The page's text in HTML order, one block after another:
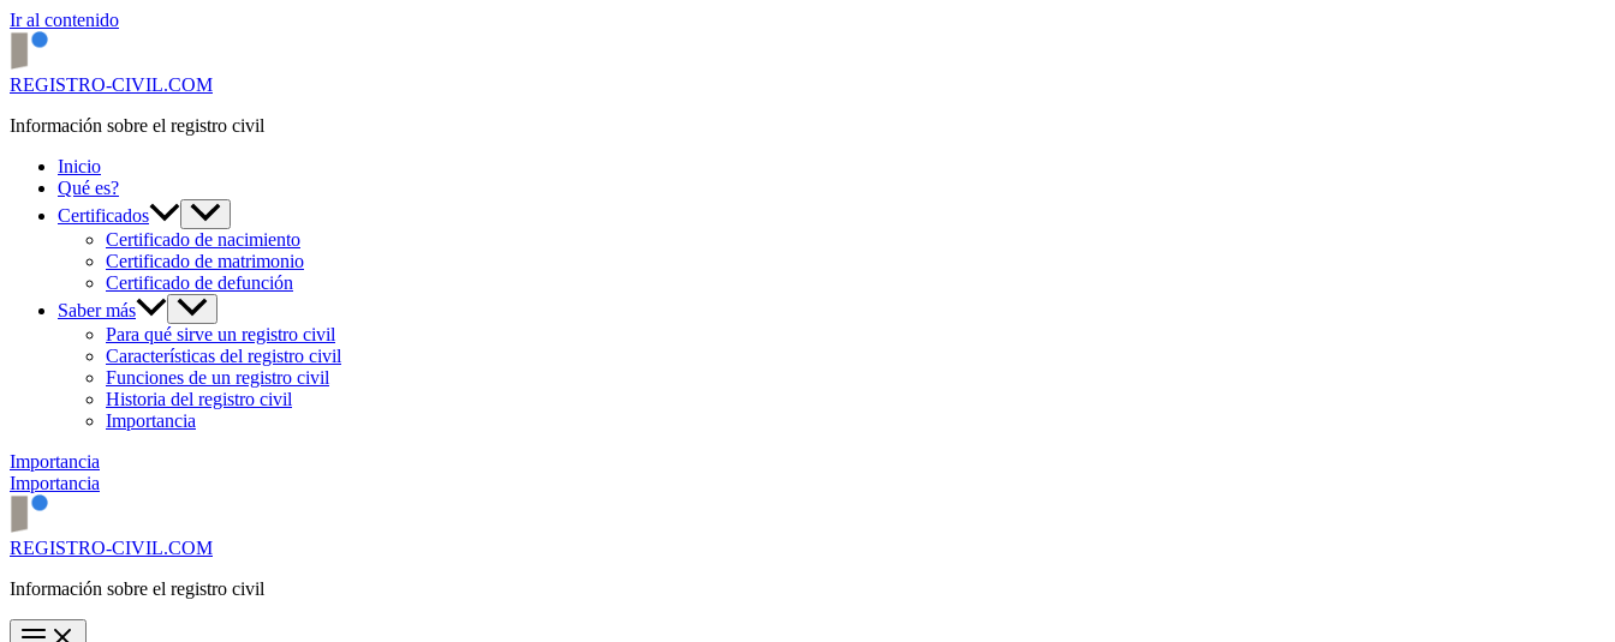
Ir al contenido
REGISTRO-CIVIL.COM
Información sobre el registro civil
Inicio
Qué es?
Certificados
Certificado de nacimiento
Certificado de matrimonio
Certificado de defunción
Saber más
Para qué sirve un registro civil
Características del registro civil
Funciones de un registro civil
Historia del registro civil
Importancia
Importancia
Importancia
REGISTRO-CIVIL.COM
Información sobre el registro civil